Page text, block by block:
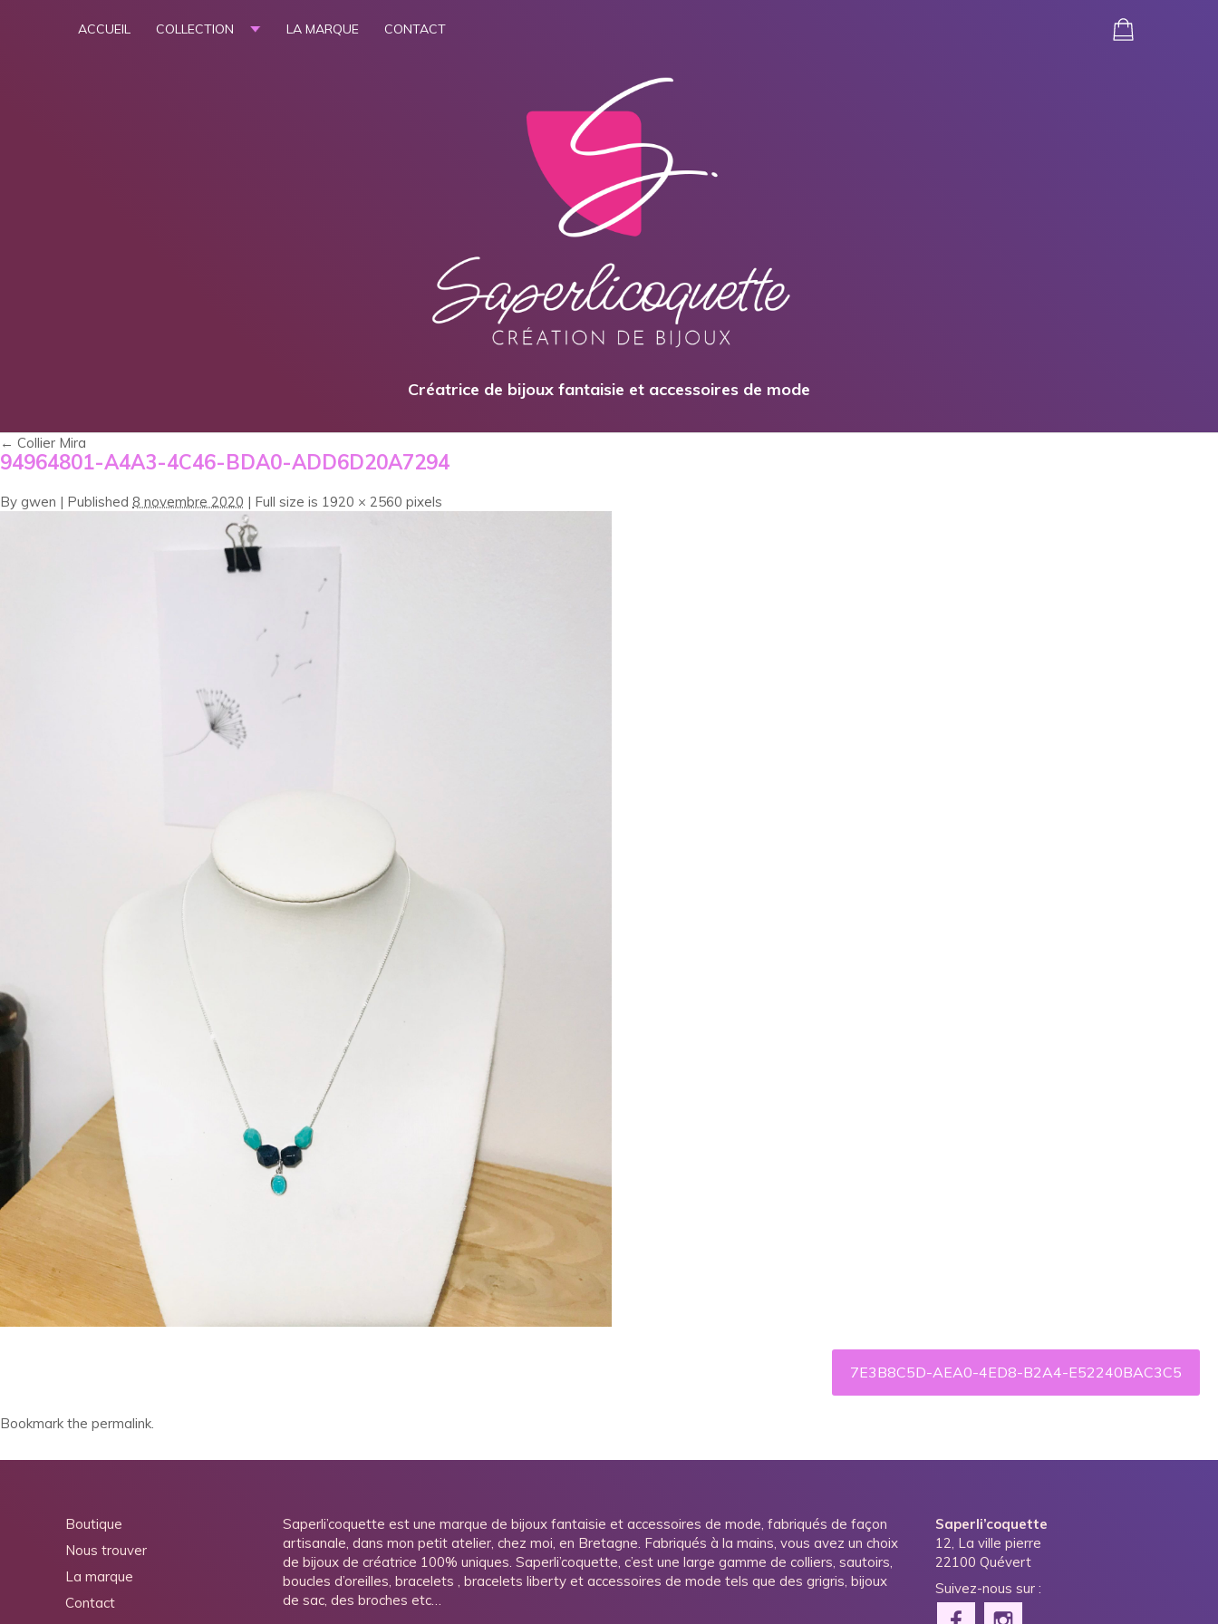
ACCUEIL COLLECTION LA MARQUE CONTACT
Créatrice de bijoux fantaisie et accessoires de mode
← Collier Mira
94964801-A4A3-4C46-BDA0-ADD6D20A7294
By gwen | Published 8 novembre 2020 | Full size is 1920 × 2560 pixels
7E3B8C5D-AEA0-4ED8-B2A4-E52240BAC3C5
Bookmark the permalink
Boutique
Nous trouver
La marque
Contact
Saperli’coquette est une marque de bijoux fantaisie et accessoires de mode, fabriqués de façon
artisanale, dans mon petit atelier, chez moi, en Bretagne. Fabriqués à la mains, vous avez un choix
de bijoux de créatrice 100% uniques. Saperli’coquette, c’est une large gamme de colliers, sautoirs,
boucles d’oreilles, bracelets , bracelets liberty et accessoires de mode tels que des grigris, bijoux
de sac, des broches etc…
Saperli’coquette
12, La ville pierre
22100 Quévert
Suivez-nous sur :